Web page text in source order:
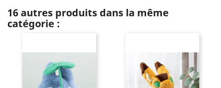
16 autres produits dans la même
catégorie :